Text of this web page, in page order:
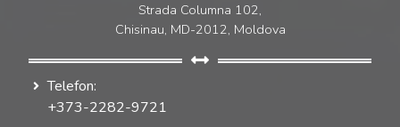
Strada Columna 102,
Chisinau, MD-2012, Moldova
Telefon:
+373-2282-9721